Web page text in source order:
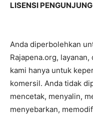
LISENSI
Anda diperbolehkan
Rajapena.org,
kami hanya untuk
komersil. Anda tidak
mencetak, menyalin,
menyebarkan,